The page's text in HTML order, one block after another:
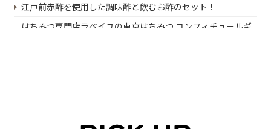
江戸前赤酢を使用した調味酢と飲むお酢のセット！
はちみつ専門店ラベイユの東京はちみつ コンフィチュールギ